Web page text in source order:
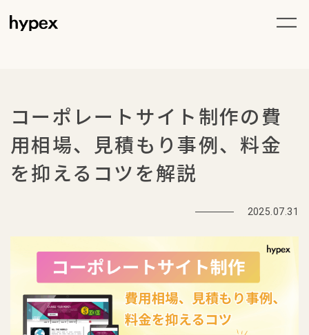
コーポレートサイト制作の費
用相場、見積もり事例、料金
を抑えるコツを解説
2025.07.31